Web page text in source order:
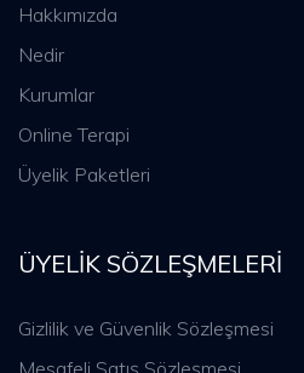
Hakkımızda
Nedir
Kurumlar
Online Terapi
Üyelik Paketleri
ÜYELIK SÖZLEŞMELERI
Gizlilik ve Güvenlik Sözleşmesi
Mesafeli Satış Sözleşmesi